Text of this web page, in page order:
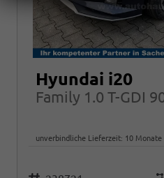
Hyundai i20
unverbindliche Lieferzeit: 10 Monate
Fahrzeugnr.